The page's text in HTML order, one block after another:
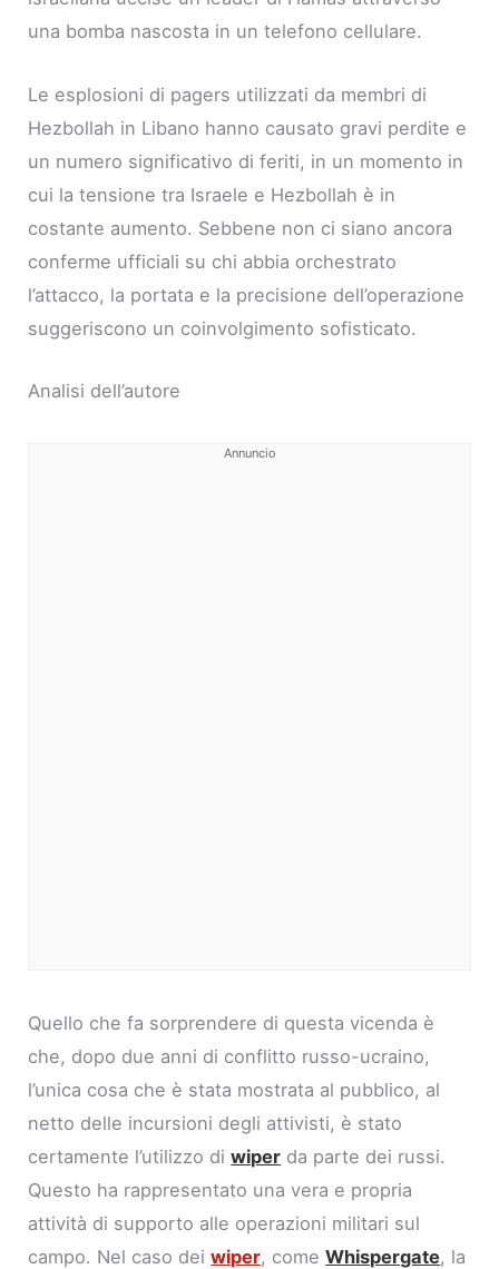
una bomba nascosta in un telefono cellulare.
Le esplosioni di pagers utilizzati da membri di
Hezbollah in Libano hanno causato gravi perdite e
un numero significativo di feriti, in un momento in
cui la tensione tra Israele e Hezbollah è in
costante aumento. Sebbene non ci siano ancora
conferme ufficiali su chi abbia orchestrato
l’attacco, la portata e la precisione dell’operazione
suggeriscono un coinvolgimento sofisticato.
Analisi dell’autore
Annuncio
Quello che fa sorprendere di questa vicenda è
che, dopo due anni di conflitto russo-ucraino,
l’unica cosa che è stata mostrata al pubblico, al
netto delle incursioni degli attivisti, è stato
certamente l’utilizzo diwiper da parte dei russi.
Questo ha rappresentato una vera e propria
attività di supporto alle operazioni militari sul
campo. Nel caso deiwiper, comeWhispergate, la